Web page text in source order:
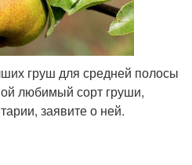
груш для средней полосы
любимый сорт груши,
заявите о ней.